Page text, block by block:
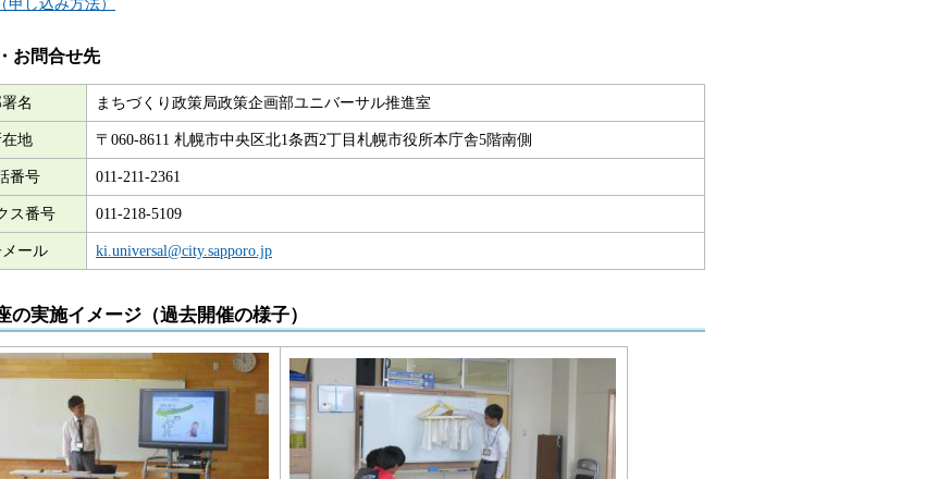
申し込み方法）
お問合せ先
名 まちづくり政策局政策企画部ユニバーサル推進室
在地 〒060-8611 札幌市中央区北1条西2丁目札幌市役所本庁舎5階南側
番号 011-211-2361
ス番号 011-218-5109
ール ki.universal@city.sapporo.jp
の実施イメージ（過去開催の様子）